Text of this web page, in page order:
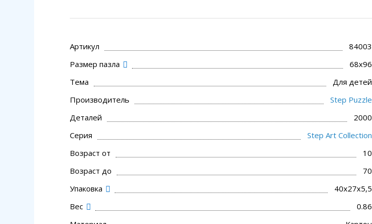
Артикул
84003
Размер пазла
68x96
Тема
Для детей
Производитель
Step Puzzle
Деталей
2000
Серия
Step Art Collection
Возраст от
10
Возраст до
70
Упаковка
40x27x5,5
Вес
0.86